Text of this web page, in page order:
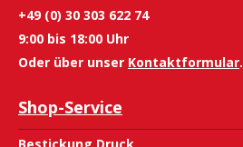
+49 (0) 30 303 622 74
9:00 bis 18:00 Uhr
Oder über unser Kontaktformular.
Shop-Service